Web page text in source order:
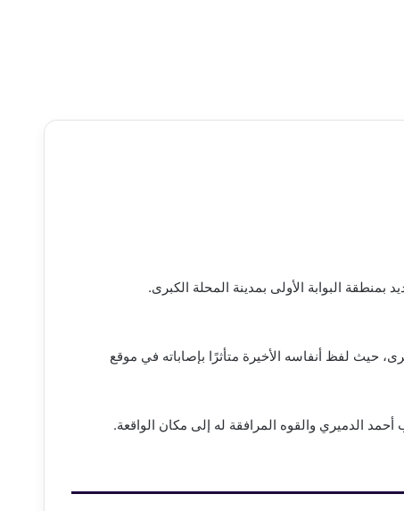
البوابة الأولى بمدينة المحلة الكبرى.
حيث لفظ أنفاسه الأخيرة متأثرًا بإصاباته في موقع
الدميري والقوه المرافقة له إلى مكان الواقعة.